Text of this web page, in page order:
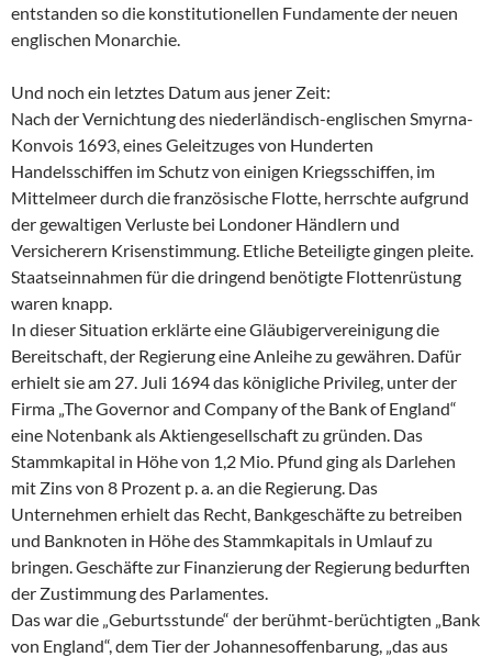
entstanden so die konstitutionellen Fundamente der neuen
englischen Monarchie.
Und noch ein letztes Datum aus jener Zeit:
Nach der Vernichtung des niederländisch-englischen Smyrna-
Konvois 1693, eines Geleitzuges von Hunderten
Handelsschiffen im Schutz von einigen Kriegsschiffen, im
Mittelmeer durch die französische Flotte, herrschte aufgrund
der gewaltigen Verluste bei Londoner Händlern und
Versicherern Krisenstimmung. Etliche Beteiligte gingen pleite.
Staatseinnahmen für die dringend benötigte Flottenrüstung
waren knapp.
In dieser Situation erklärte eine Gläubigervereinigung die
Bereitschaft, der Regierung eine Anleihe zu gewähren. Dafür
erhielt sie am 27. Juli 1694 das königliche Privileg, unter der
Firma „The Governor and Company of the Bank of England“
eine Notenbank als Aktiengesellschaft zu gründen. Das
Stammkapital in Höhe von 1,2 Mio. Pfund ging als Darlehen
mit Zins von 8 Prozent p. a. an die Regierung. Das
Unternehmen erhielt das Recht, Bankgeschäfte zu betreiben
und Banknoten in Höhe des Stammkapitals in Umlauf zu
bringen. Geschäfte zur Finanzierung der Regierung bedurften
der Zustimmung des Parlamentes.
Das war die „Geburtsstunde“ der berühmt-berüchtigten „Bank
von England“, dem Tier der Johannesoffenbarung, „das aus